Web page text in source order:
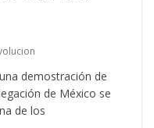
demostración de
de México se
de los